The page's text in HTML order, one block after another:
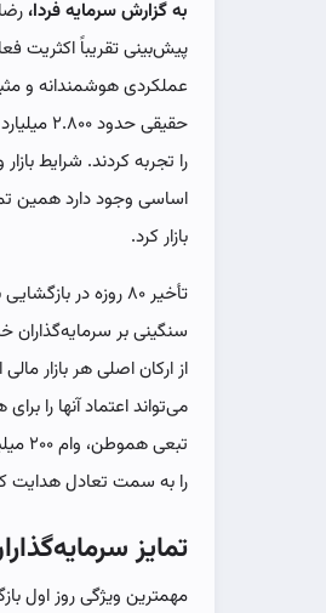
به گزارش سرمایه فردا،
پیش‌بینی تقریباً اکثریت
حقیقی
را تجربه کردند. شرایط
اساسی وجود دارد همین
بازار کرد.
تأخیر ۸۰ روزه در
سنگینی بر سرمایه‌گذاران
از ارکان اصلی هر بازار
می‌تواند اعتماد آنها را
را به سمت تعادل هدایت
تمایز
مهمترین ویژگی روز اول